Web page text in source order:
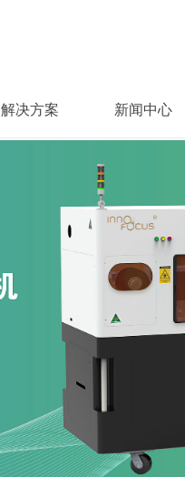
解决方案 新闻中心